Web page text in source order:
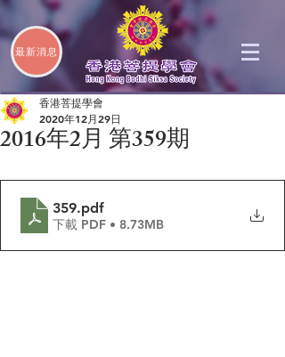
最新消息
2016年2月 第359期
香港菩提學會
2020年12月29日
359.pdf
下載 PDF • 8.73MB